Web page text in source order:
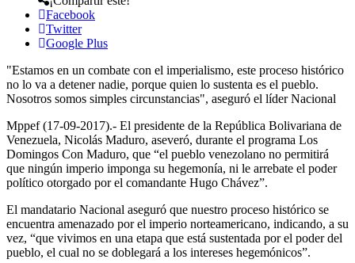
Facebook
Twitter
Google Plus
"Estamos en un combate con el imperialismo, este proceso histórico
no lo va a detener nadie, porque quien lo sustenta es el pueblo.
Nosotros somos simples circunstancias", aseguró el líder Nacional
Mppef (17-09-2017).- El presidente de la República Bolivariana de
Venezuela, Nicolás Maduro, aseveró, durante el programa Los
Domingos Con Maduro, que “el pueblo venezolano no permitirá
que ningún imperio imponga su hegemonía, ni le arrebate el poder
político otorgado por el comandante Hugo Chávez”.
El mandatario Nacional aseguró que nuestro proceso histórico se
encuentra amenazado por el imperio norteamericano, indicando, a su
vez, “que vivimos en una etapa que está sustentada por el poder del
pueblo, el cual no se doblegará a los intereses hegemónicos”.